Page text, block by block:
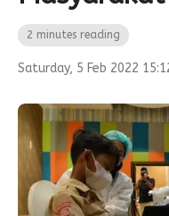
2 minutes reading
Saturday, 5 Feb 2022